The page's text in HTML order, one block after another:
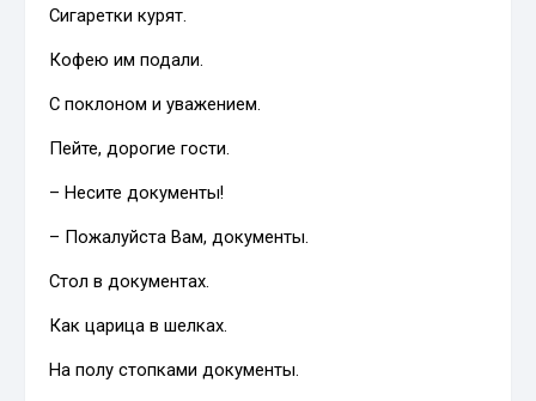
Сигаретки курят.
Кофею им подали.
С поклоном и уважением.
Пейте, дорогие гости.
– Несите документы!
– Пожалуйста Вам, документы.
Стол в документах.
Как царица в шелках.
На полу стопками документы.